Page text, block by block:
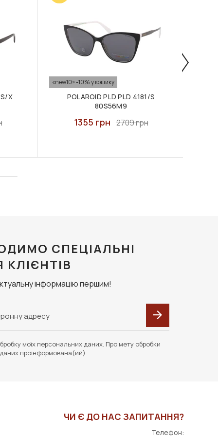
X
«new10» -10% у кошику
POLAROID PLD PLD 4181/S
80S56M9
1355 грн 2709 грн
СПЕЦІАЛЬНІ
КЛІЄНТІВ
інформацію першим!
моїх персональних даних. Про мету обробки
проінформована(ий)
ЧИ Є ДО НАС ЗАПИТАННЯ?
Телефон: